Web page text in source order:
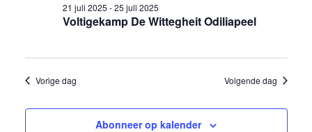
Voltigekamp De Wittegheit Odiliapeel
21 juli 2025 -25 juli 2025
Vorige dag Volgende dag
Abonneer op kalender